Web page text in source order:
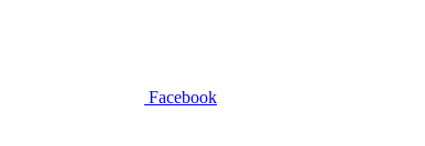
Facebook